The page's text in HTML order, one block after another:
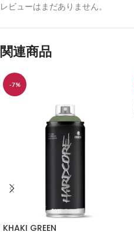
レビューはまだありません。
関連商品
-7%
KHAKI GREEN